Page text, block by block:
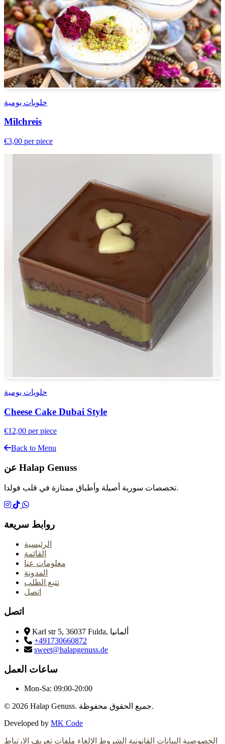
حلويات يومية
Milchreis
€3,00 per piece
حلويات يومية
Cheese Cake Dubai Style
€12,00 per piece
Back to Menu
عن Halap Genuss
تخصصات سورية أصيلة وأطباق ممتازة في قلب فولدا.
روابط سريعة
الرئيسية
القائمة
معلومات عنا
المدونة
تتبع الطلب
اتصل
اتصل
Karl str 5, 36037 Fulda, ألمانيا
+491730660872
sweet@halapgenuss.de
ساعات العمل
Mon-Sa: 09:00-20:00
© 2026
Halap Genuss. جميع الحقوق محفوظة.
Developed by MK Code
الخصوصية البيانات القانونية الشروط الإلغاء ملفات تعريف الارتباط